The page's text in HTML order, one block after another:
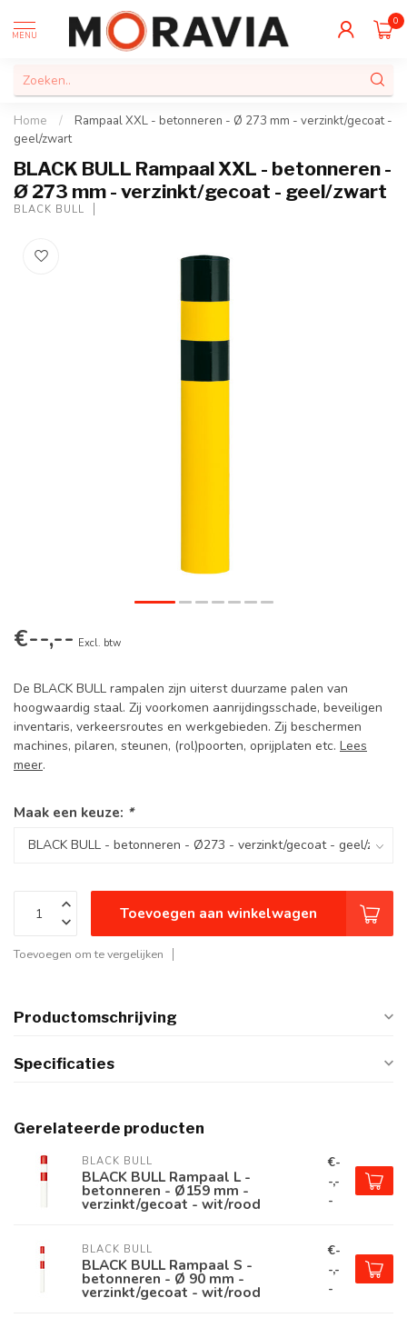
MENU
0
Home /
Rampaal XXL - betonneren - Ø 273 mm - verzinkt/gecoat -
geel/zwart
BLACK BULL Rampaal XXL - betonneren -
Ø 273 mm - verzinkt/gecoat - geel/zwart
BLACK BULL
€--,-- Excl. btw
De BLACK BULL rampalen zijn uiterst duurzame palen van
hoogwaardig staal. Zij voorkomen aanrijdingsschade, beveiligen
inventaris, verkeersroutes en werkgebieden. Zij beschermen
machines, pilaren, steunen, (rol)poorten, oprijplaten etc. Lees
meer.
Maak een keuze: *
Toevoegen aan winkelwagen
Toevoegen om te vergelijken
Productomschrijving
Specificaties
Gerelateerde producten
BLACK BULL
BLACK BULL Rampaal L -
betonneren - Ø159 mm -
verzinkt/gecoat - wit/rood
€-
-,-
-
BLACK BULL
BLACK BULL Rampaal S -
betonneren - Ø 90 mm -
verzinkt/gecoat - wit/rood
€-
-,-
-